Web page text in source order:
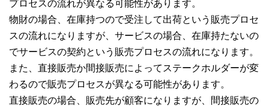
プロセスの流れが異なる可能性があります。
物財の場合、在庫持つので受注して出荷という販売プロセ
スの流れになりますが、サービスの場合、在庫持たないの
でサービスの契約という販売プロセスの流れになります。
また、直接販売か間接販売によってステークホルダーが変
わるので販売プロセスが異なる可能性があります。
直接販売の場合、販売先が顧客になりますが、間接販売の